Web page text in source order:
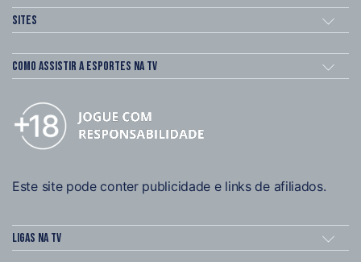
Sites
Como assistir a esportes na TV
Este site pode conter publicidade e links de afiliados.
Ligas na TV